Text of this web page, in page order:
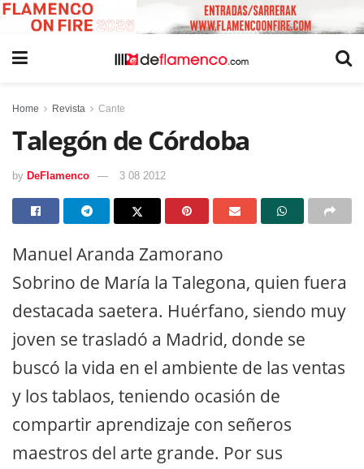
Home Revista Cante
Talegón de Córdoba
by DeFlamenco 3 08 2012
Manuel Aranda Zamorano
Sobrino de María la Talegona, quien fuera
destacada saetera. Huérfano, siendo muy
joven se trasladó a Madrid, donde se
buscó la vida en el ambiente de las ventas
y los tablaos, teniendo ocasión de
compartir aprendizaje con señeros
maestros del arte grande. Por sus